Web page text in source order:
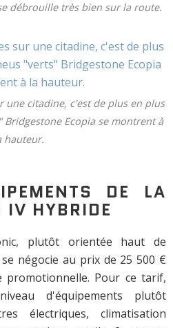
débrouille très bien sur la route.
une citadine, c'est de plus en plus
Ecopia se montrent à
hauteur.
DE LA
IV HYBRIDE
plutôt orientée haut de
négocie au prix de 25 500 €
promotionnelle. Pour ce tarif,
d'équipements plutôt
électriques, climatisation